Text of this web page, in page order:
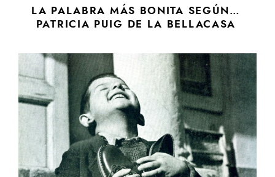
LA PALABRA MÁS BONITA SEGÚN…
PATRICIA PUIG DE LA BELLACASA